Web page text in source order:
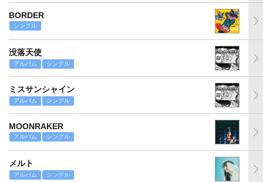
BORDER
シングル
没落天使
アルバム シングル
ミスサンシャイン
アルバム シングル
MOONRAKER
アルバム シングル
メルト
アルバム シングル